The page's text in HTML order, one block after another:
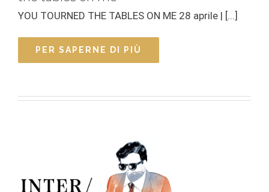
YOU TOURNED THE TABLES ON ME 28 aprile | [...]
PER SAPERNE DI PIÙ